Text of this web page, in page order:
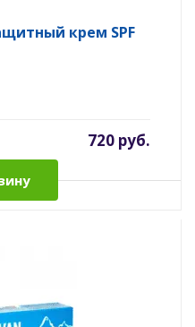
крем SPF
720 руб.